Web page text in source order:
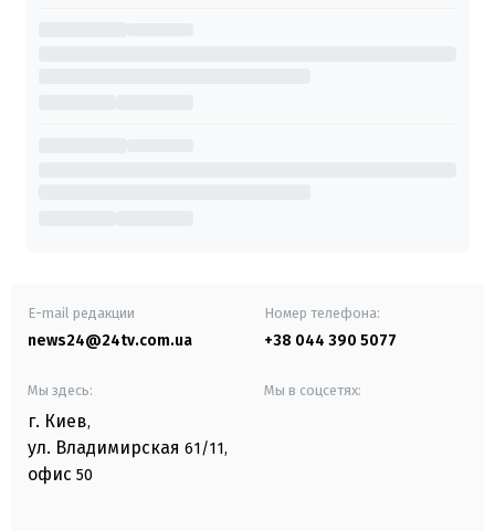
E-mail редакции
news24@24tv.com.ua
Номер телефона:
+38 044 390 5077
Мы здесь:
г. Киев,
ул. Владимирская 61/11,
офис 50
Мы в соцсетях: